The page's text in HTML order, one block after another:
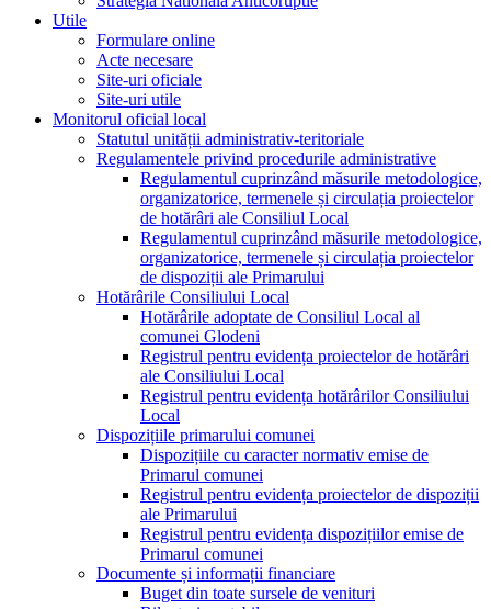
Utile
Formulare online
Acte necesare
Site-uri oficiale
Site-uri utile
Monitorul oficial local
Statutul unității administrativ-teritoriale
Regulamentele privind procedurile administrative
Regulamentul cuprinzând măsurile metodologice,
organizatorice, termenele și circulația proiectelor
de hotărâri ale Consiliul Local
Regulamentul cuprinzând măsurile metodologice,
organizatorice, termenele și circulația proiectelor
de dispoziții ale Primarului
Hotărârile Consiliului Local
Hotărârile adoptate de Consiliul Local al
comunei Glodeni
Registrul pentru evidența proiectelor de hotărâri
ale Consiliului Local
Registrul pentru evidența hotărârilor Consiliului
Local
Dispozițiile primarului comunei
Dispozițiile cu caracter normativ emise de
Primarul comunei
Registrul pentru evidența proiectelor de dispoziții
ale Primarului
Registrul pentru evidența dispozițiilor emise de
Primarul comunei
Documente și informații financiare
Buget din toate sursele de venituri